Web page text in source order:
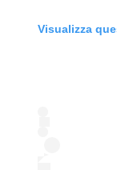
Visualizza